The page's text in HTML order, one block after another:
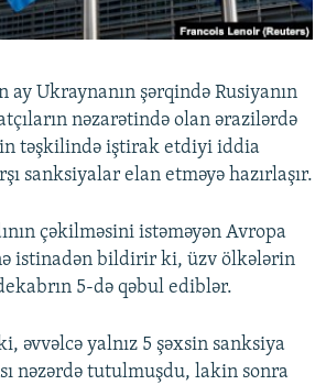
TELEFONUNUZDA
saytları
ay Ukraynanın şərqində Rusiyanın
nəzarətində olan ərazilərdə
təşkilində iştirak etdiyi iddia
sanksiyalar elan etməyə hazırlaşır.
çəkilməsini istəməyən Avropa
istinadən bildirir ki, üzv ölkələrin
5-də qəbul ediblər.
əvvəlcə yalnız 5 şəxsin sanksiya
nəzərdə tutulmuşdu, lakin sonra